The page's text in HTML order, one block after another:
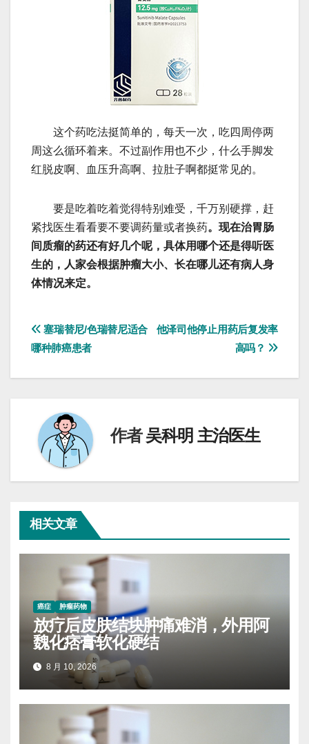
这个药吃法挺简单的，每天一次，吃四周停两
周这么循环着来。不过副作用也不少，什么手脚发
红脱皮啊、血压升高啊、拉肚子啊都挺常见的。
要是吃着吃着觉得特别难受，千万别硬撑，赶
紧找医生看看要不要调药量或者换药。现在治胃肠
间质瘤的药还有好几个呢，具体用哪个还是得听医
生的，人家会根据肿瘤大小、长在哪儿还有病人身
体情况来定。
文
章
航
他泽司他停止用药后复发率
高吗？
塞瑞替尼/色瑞替尼适合
哪种肺癌患者
作者吴科明 主治医生
相关文章
癌症 肿瘤药物
放疗后皮肤结块肿痛难消，外用阿
魏化痞膏软化硬结
8 月 10, 2026